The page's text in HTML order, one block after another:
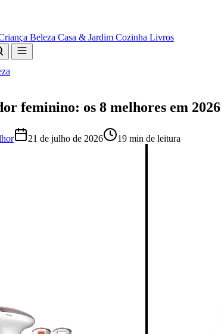
Beleza Casa & Jardim Cozinha Livros
feminino: os 8 melhores em 2026
21 de julho de 2026 19 min de leitura